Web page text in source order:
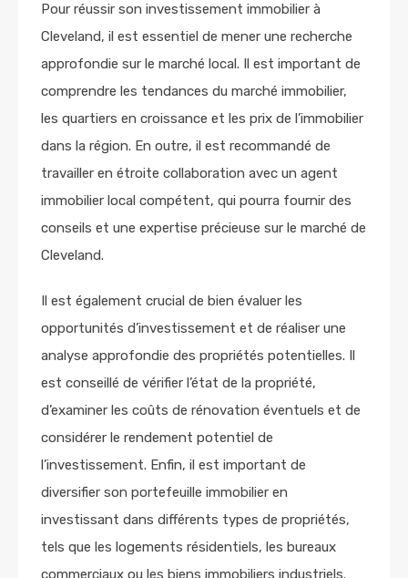
Pour réussir son investissement immobilier à
Cleveland, il est essentiel de mener une recherche
approfondie sur le marché local. Il est important de
comprendre les tendances du marché immobilier,
les quartiers en croissance et les prix de l’immobilier
dans la région. En outre, il est recommandé de
travailler en étroite collaboration avec un agent
immobilier local compétent, qui pourra fournir des
conseils et une expertise précieuse sur le marché de
Cleveland.
Il est également crucial de bien évaluer les
opportunités d’investissement et de réaliser une
analyse approfondie des propriétés potentielles. Il
est conseillé de vérifier l’état de la propriété,
d’examiner les coûts de rénovation éventuels et de
considérer le rendement potentiel de
l’investissement. Enfin, il est important de
diversifier son portefeuille immobilier en
investissant dans différents types de propriétés,
tels que les logements résidentiels, les bureaux
commerciaux ou les biens immobiliers industriels.